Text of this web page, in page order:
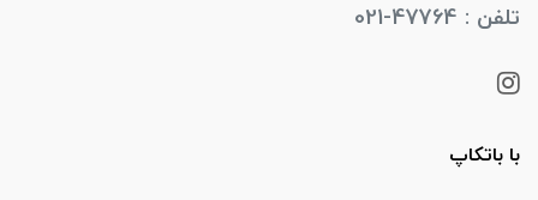
تلفن : 47764-021
با باتکاپ